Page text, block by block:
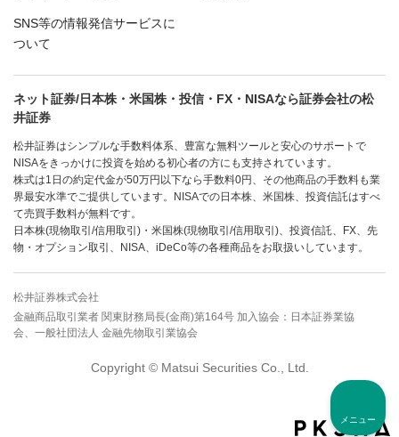
メニュー
SNS等の情報発信サービスに
ついて
ネット証券/日本株・米国株・投信・FX・NISAなら証券会社の松
井証券
松井証券はシンプルな手数料体系、豊富な無料ツールと安心のサポートで
NISAをきっかけに投資を始める初心者の方にも支持されています。
株式は1日の約定代金が50万円以下なら手数料0円、その他商品の手数料も業
界最安水準でご提供しています。NISAでの日本株、米国株、投資信託はすべ
て売買手数料が無料です。
日本株(現物取引/信用取引)・米国株(現物取引/信用取引)、投資信託、FX、先
物・オプション取引、NISA、iDeCo等の各種商品をお取扱いしています。
松井証券株式会社
金融商品取引業者 関東財務局長(金商)第164号 加入協会：日本証券業協
会、一般社団法人 金融先物取引業協会
Copyright © Matsui Securities Co., Ltd.